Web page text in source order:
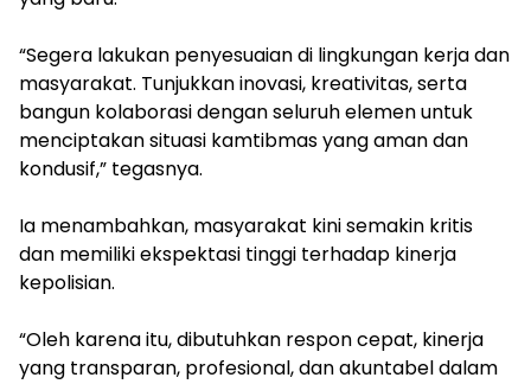
‎“Segera lakukan penyesuaian di lingkungan kerja dan
masyarakat. Tunjukkan inovasi, kreativitas, serta
bangun kolaborasi dengan seluruh elemen untuk
menciptakan situasi kamtibmas yang aman dan
kondusif,” tegasnya.
‎Ia menambahkan, masyarakat kini semakin kritis
dan memiliki ekspektasi tinggi terhadap kinerja
kepolisian.
‎“Oleh karena itu, dibutuhkan respon cepat, kinerja
yang transparan, profesional, dan akuntabel dalam